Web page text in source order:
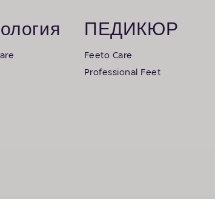
ПЕДИКЮР
Feeto Care
Professional Feet